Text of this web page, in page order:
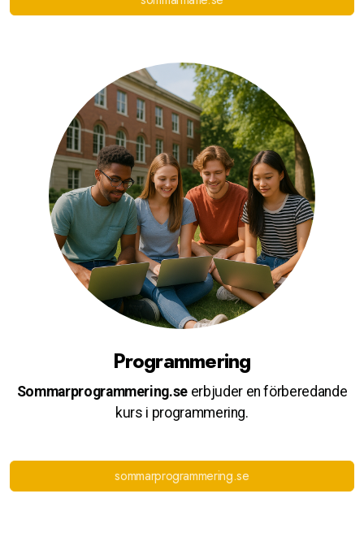
Programmering
Sommarprogrammering.se erbjuder en förberedande
kurs i programmering.
sommarprogrammering.se